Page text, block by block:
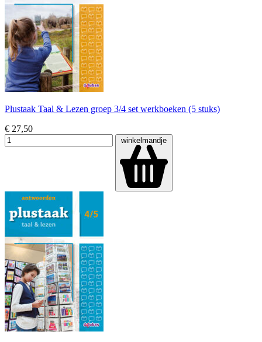
Plustaak Taal & Lezen groep 3/4 set werkboeken (5 stuks)
€ 27,50
winkelmandje